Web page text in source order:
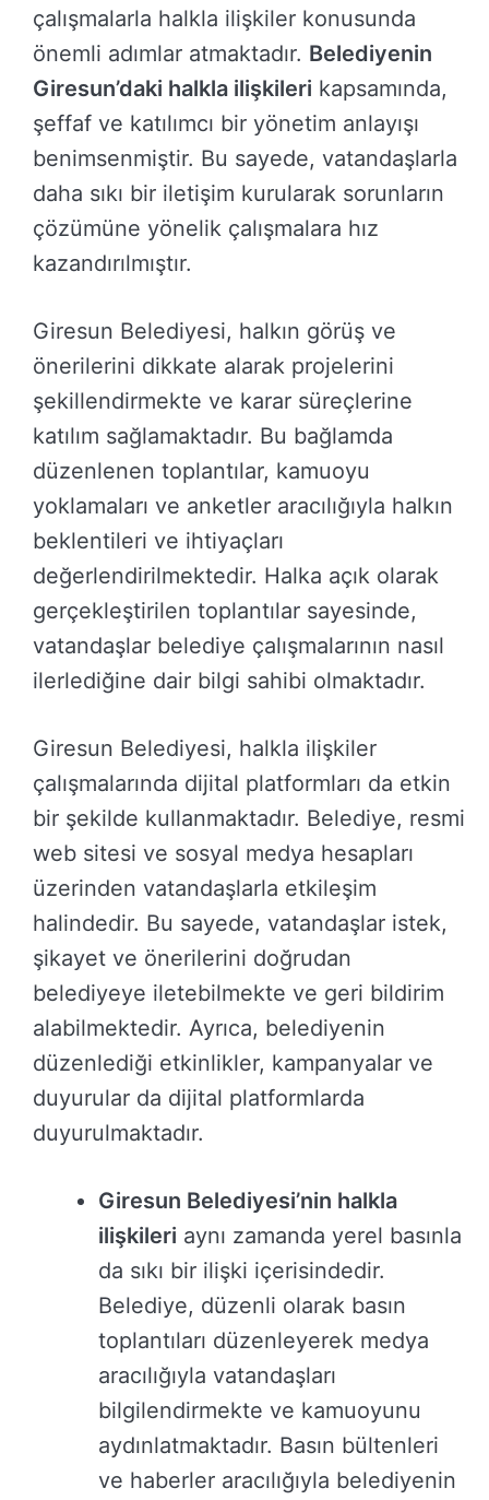
çalışmalarla halkla ilişkiler konusunda
önemli adımlar atmaktadır. Belediyenin
Giresun’daki halkla ilişkileri kapsamında,
şeffaf ve katılımcı bir yönetim anlayışı
benimsenmiştir. Bu sayede, vatandaşlarla
daha sıkı bir iletişim kurularak sorunların
çözümüne yönelik çalışmalara hız
kazandırılmıştır.
Giresun Belediyesi, halkın görüş ve
önerilerini dikkate alarak projelerini
şekillendirmekte ve karar süreçlerine
katılım sağlamaktadır. Bu bağlamda
düzenlenen toplantılar, kamuoyu
yoklamaları ve anketler aracılığıyla halkın
beklentileri ve ihtiyaçları
değerlendirilmektedir. Halka açık olarak
gerçekleştirilen toplantılar sayesinde,
vatandaşlar belediye çalışmalarının nasıl
ilerlediğine dair bilgi sahibi olmaktadır.
Giresun Belediyesi, halkla ilişkiler
çalışmalarında dijital platformları da etkin
bir şekilde kullanmaktadır. Belediye, resmi
web sitesi ve sosyal medya hesapları
üzerinden vatandaşlarla etkileşim
halindedir. Bu sayede, vatandaşlar istek,
şikayet ve önerilerini doğrudan
belediyeye iletebilmekte ve geri bildirim
alabilmektedir. Ayrıca, belediyenin
düzenlediği etkinlikler, kampanyalar ve
duyurular da dijital platformlarda
duyurulmaktadır.
Giresun Belediyesi’nin halkla
ilişkileri aynı zamanda yerel basınla
da sıkı bir ilişki içerisindedir.
Belediye, düzenli olarak basın
toplantıları düzenleyerek medya
aracılığıyla vatandaşları
bilgilendirmekte ve kamuoyunu
aydınlatmaktadır. Basın bültenleri
ve haberler aracılığıyla belediyenin